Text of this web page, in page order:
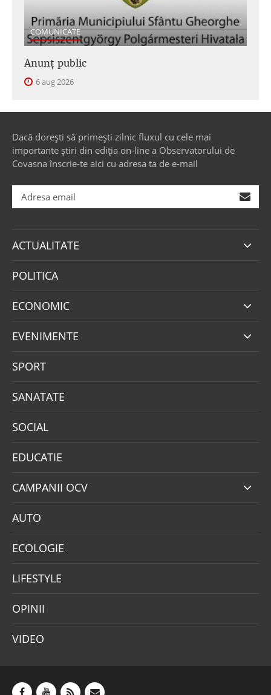
COMUNICATE
Anunţ public
6 aug 2026
Dacă dorești să primești zilnic fluxul cu cele mai
importante știri din ediția on-line a Observatorului de
Covasna înscrie-te aici cu adresa ta de e-mail
ACTUALITATE
POLITICA
ECONOMIC
EVENIMENTE
SPORT
SANATATE
SOCIAL
EDUCATIE
CAMPANII OCV
AUTO
ECOLOGIE
LIFESTYLE
OPINII
VIDEO